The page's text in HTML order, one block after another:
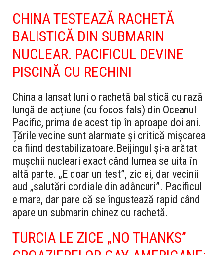
CHINA TESTEAZĂ RACHETĂ
BALISTICĂ DIN SUBMARIN
NUCLEAR. PACIFICUL DEVINE
PISCINĂ CU RECHINI
China a lansat luni o rachetă balistică cu rază
lungă de acțiune (cu focos fals) din Oceanul
Pacific, prima de acest tip în aproape doi ani.
Țările vecine sunt alarmate și critică mișcarea
ca fiind destabilizatoare.Beijingul și-a arătat
mușchii nucleari exact când lumea se uita în
altă parte. „E doar un test”, zic ei, dar vecinii
aud „salutări cordiale din adâncuri”. Pacificul
e mare, dar pare că se îngustează rapid când
apare un submarin chinez cu rachetă.
TURCIA LE ZICE „NO THANKS”